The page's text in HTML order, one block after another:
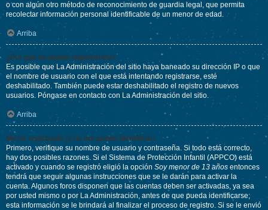
o con algún otro método de reconocimiento de guardia legal, que permita
recolectar información personal identificable de un menor de edad.
Arriba
¿Por qué no puedo registrarme?
Es posible que La Administración del sitio haya baneado su dirección IP o que
el nombre de usuario con el que está intentando registrarse, esté
deshabilitado. También puede estar deshabilitado el registro de nuevos
usuarios. Póngase en contacto con La Administración del sitio.
Arriba
Me he registrado ¡y no me puedo identificar!
Primero, verifique su nombre de usuario y contraseña. Si todo está correcto,
hay dos posibles razones. Si el Sistema de Protección Infantil (APPCO) está
activado y cuando se registró eligió la opción Soy menor de 13 años entonces
tendrá que seguir algunas instrucciones que se le darán para activar la
cuenta. Algunos foros disponen que las cuentas deben ser activadas, ya sea
por usted mismo o por La Administración, antes de que pueda identificarse;
esta información se le brindará al finalizar el proceso de registro. Si se le envió